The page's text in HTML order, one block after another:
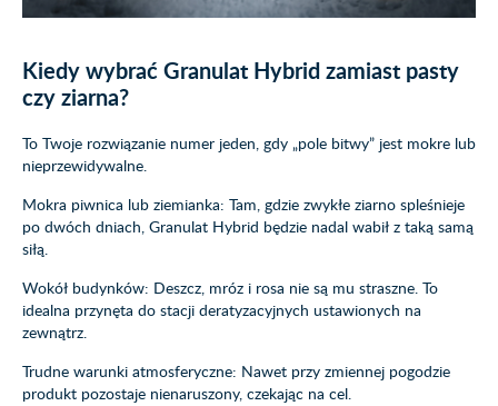
Kiedy wybrać Granulat Hybrid zamiast pasty
czy ziarna?
To Twoje rozwiązanie numer jeden, gdy „pole bitwy” jest mokre lub
nieprzewidywalne.
Mokra piwnica lub ziemianka: Tam, gdzie zwykłe ziarno spleśnieje
po dwóch dniach, Granulat Hybrid będzie nadal wabił z taką samą
siłą.
Wokół budynków: Deszcz, mróz i rosa nie są mu straszne. To
idealna przynęta do stacji deratyzacyjnych ustawionych na
zewnątrz.
Trudne warunki atmosferyczne: Nawet przy zmiennej pogodzie
produkt pozostaje nienaruszony, czekając na cel.